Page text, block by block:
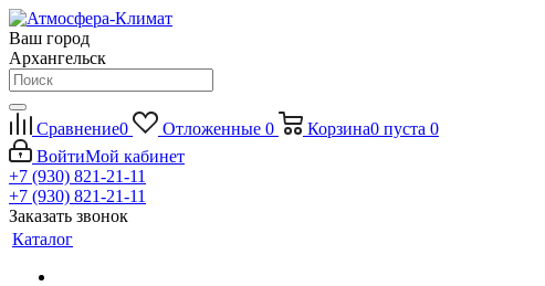
Ваш город
Архангельск
Сравнение0 Отложенные 0 Корзина0 пуста 0
ВойтиМой кабинет
+7 (930) 821-21-11
+7 (930) 821-21-11
Заказать звонок
Каталог